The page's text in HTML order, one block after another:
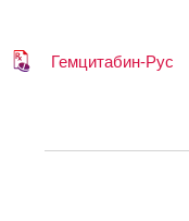
Гемцитабин-Рус